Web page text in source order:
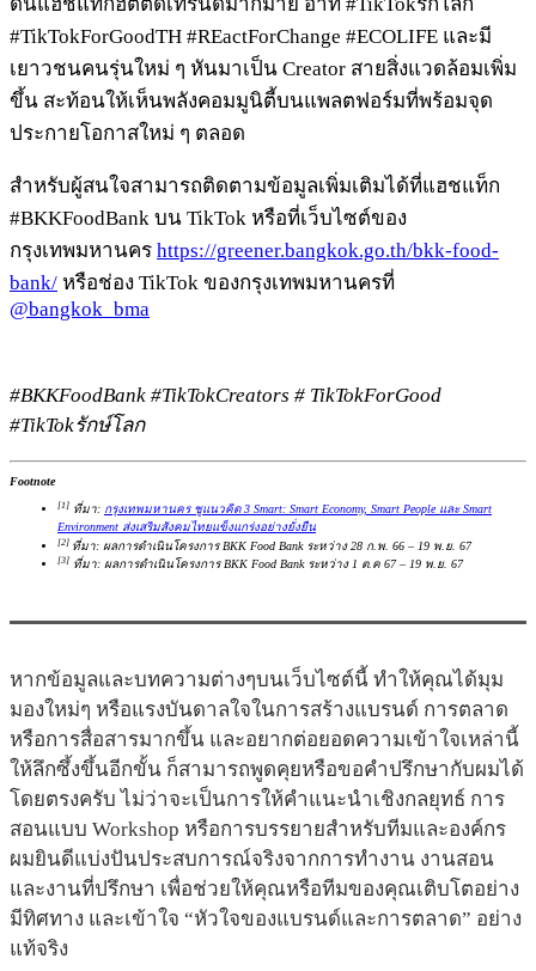
#TikTokForGoodTH #REactForChange #ECOLIFE และมี
เยาวชนคนรุ่นใหม่ ๆ หันมาเป็น Creator สายสิ่งแวดล้อมเพิ่ม
ขึ้น สะท้อนให้เห็นพลังคอมมูนิตี้บนแพลตฟอร์มที่พร้อมจุด
ประกายโอกาสใหม่ ๆ ตลอด
สำหรับผู้สนใจสามารถติดตามข้อมูลเพิ่มเติมได้ที่แฮชแท็ก
#BKKFoodBank บน TikTok หรือที่เว็บไซต์ของ
กรุงเทพมหานคร https://greener.bangkok.go.th/bkk-food-
bank/ หรือช่อง TikTok ของกรุงเทพมหานครที่
@bangkok_bma
#BKKFoodBank #TikTokCreators # TikTokForGood
#TikTokรักษ์โลก
Footnote
[1] ที่มา: กรุงเทพมหานคร ชูแนวคิด 3 Smart: Smart Economy, Smart People และ Smart
Environment ส่งเสริมสังคมไทยแข็งแกร่งอย่างยั่งยืน
[2] ที่มา: ผลการดำเนินโครงการ BKK Food Bank ระหว่าง 28 ก.พ. 66 – 19 พ.ย. 67
[3] ที่มา: ผลการดำเนินโครงการ BKK Food Bank ระหว่าง 1 ต.ค 67 – 19 พ.ย. 67
หากข้อมูลและบทความต่างๆบนเว็บไซต์นี้ ทำให้คุณได้มุม
มองใหม่ๆ หรือแรงบันดาลใจในการสร้างแบรนด์ การตลาด
หรือการสื่อสารมากขึ้น และอยากต่อยอดความเข้าใจเหล่านี้
ให้ลึกซึ้งขึ้นอีกขั้น ก็สามารถพูดคุยหรือขอคำปรึกษากับผมได้
โดยตรงครับ ไม่ว่าจะเป็นการให้คำแนะนำเชิงกลยุทธ์ การ
สอนแบบ Workshop หรือการบรรยายสำหรับทีมและองค์กร
ผมยินดีแบ่งปันประสบการณ์จริงจากการทำงาน งานสอน
และงานที่ปรึกษา เพื่อช่วยให้คุณหรือทีมของคุณเติบโตอย่าง
มีทิศทาง และเข้าใจ “หัวใจของแบรนด์และการตลาด” อย่าง
แท้จริง